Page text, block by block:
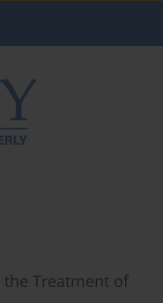
Treatment of